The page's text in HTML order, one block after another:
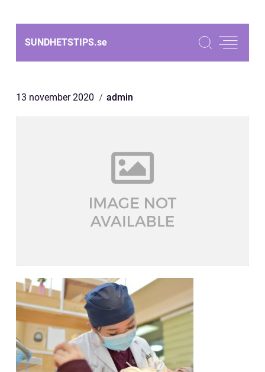
SUNDHETSTIPS.se
13 november 2020 admin